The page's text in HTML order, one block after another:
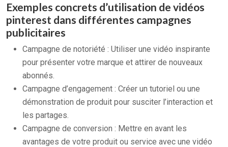
Exemples concrets d’utilisation de vidéos
pinterest dans différentes campagnes
publicitaires
Campagne de notoriété : Utiliser une vidéo inspirante
pour présenter votre marque et attirer de nouveaux
abonnés.
Campagne d’engagement : Créer un tutoriel ou une
démonstration de produit pour susciter l’interaction et
les partages.
Campagne de conversion : Mettre en avant les
avantages de votre produit ou service avec une vidéo